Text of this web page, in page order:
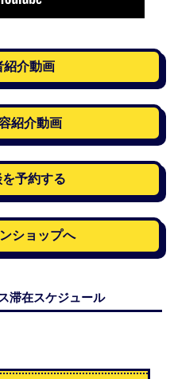
紹介動画
紹介動画
予約する
ショップへ
滞在スケジュール